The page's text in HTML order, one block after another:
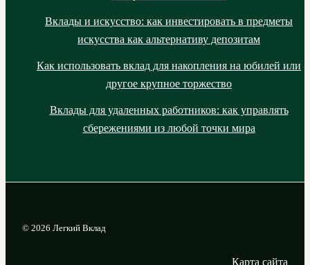
Вклады и искусство: как инвестировать в предметы
искусства как альтернативу депозитам
Как использовать вклад для накопления на юбилей или
другое крупное торжество
Вклады для удаленных работников: как управлять
сбережениями из любой точки мира
© 2026 Легкий Вклад
Карта сайта